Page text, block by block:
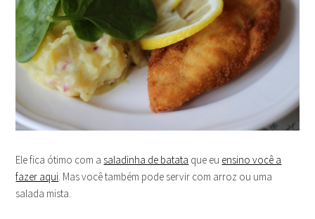
Ele fica ótimo com a saladinha de batata que eu ensino você a
fazer aqui. Mas você também pode servir com arroz ou uma
salada mista.